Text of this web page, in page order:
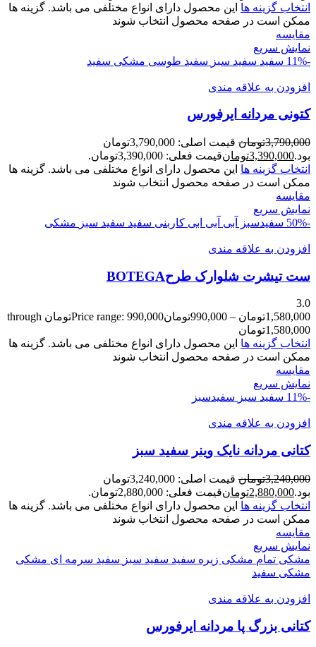
انتخاب گزینه ها این محصول دارای انواع مختلفی می باشد. گزینه ها
ممکن است در صفحه محصول انتخاب شوند
مقايسه
نمایش سریع
-11%
سفید سفید سبز سفید طوسی مشکی سفید
افزودن به علاقه مندی
کتونی مردانه ايرفورس
3,790,000تومان
قیمت اصلی: 3,790,000تومان
بود.3,390,000تومانقیمت فعلی: 3,390,000تومان.
انتخاب گزینه ها این محصول دارای انواع مختلفی می باشد. گزینه ها
ممکن است در صفحه محصول انتخاب شوند
مقايسه
نمایش سریع
-50%
سفیدسبز آبی آبی ابی کاربنی سفید سفید سبز مشکی
افزودن به علاقه مندی
ست تيشرت شلوارک طرحBOTEGA
3.0
1,580,000تومان –
990,000تومان
Price range: 990,000تومان through
1,580,000تومان
انتخاب گزینه ها این محصول دارای انواع مختلفی می باشد. گزینه ها
ممکن است در صفحه محصول انتخاب شوند
مقايسه
نمایش سریع
-11%
سفید سبز سفیدسبز
افزودن به علاقه مندی
کتانی مردانه نایک وینر سفید سبز
3,240,000تومان
قیمت اصلی: 3,240,000تومان
بود.2,880,000تومانقیمت فعلی: 2,880,000تومان.
انتخاب گزینه ها این محصول دارای انواع مختلفی می باشد. گزینه ها
ممکن است در صفحه محصول انتخاب شوند
مقايسه
نمایش سریع
مشکی تمام مشکی زیره سفید سفید سبز سفید سرمه ای مشکی
مشکی سفید
افزودن به علاقه مندی
کتانی بزرگ پا مردانه ایرفورس